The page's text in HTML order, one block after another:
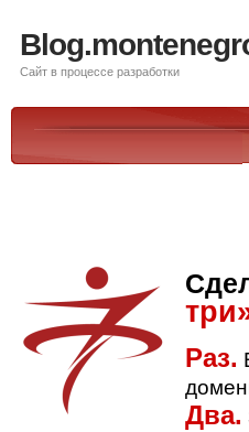
Сайт в процессе разработки
Раз.
Два.